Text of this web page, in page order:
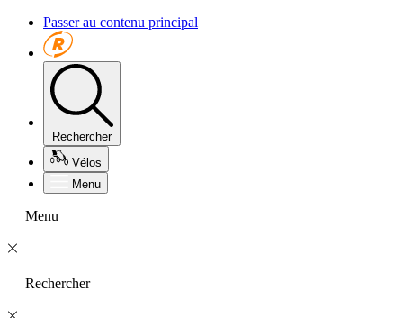
Passer au contenu principal
Rechercher
Vélos
Menu
Menu
Rechercher